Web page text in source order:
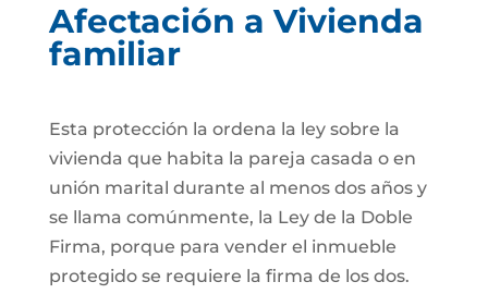
Afectación a Vivienda
familiar
Esta protección la ordena la ley sobre la
vivienda que habita la pareja casada o en
unión marital durante al menos dos años y
se llama comúnmente, la Ley de la Doble
Firma, porque para vender el inmueble
protegido se requiere la firma de los dos.